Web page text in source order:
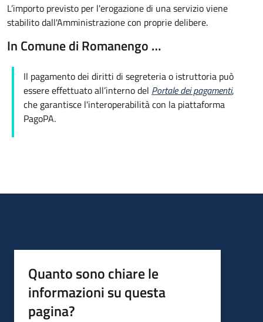
L’importo previsto per l'erogazione di una servizio viene
stabilito dall'Amministrazione con proprie delibere.
In Comune di Romanengo …
Il pagamento dei diritti di segreteria o istruttoria può
essere effettuato all’interno del Portale dei pagamenti,
che garantisce l'interoperabilità con la piattaforma
PagoPA.
Quanto sono chiare le
informazioni su questa
pagina?